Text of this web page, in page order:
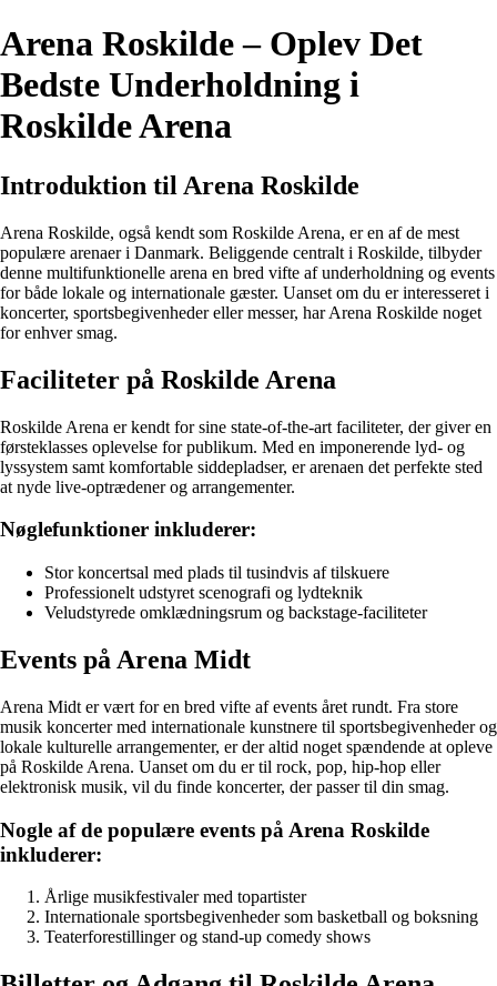
Arena Roskilde – Oplev Det
Bedste Underholdning i
Roskilde Arena
Introduktion til Arena Roskilde
Arena Roskilde, også kendt som Roskilde Arena, er en af de mest
populære arenaer i Danmark. Beliggende centralt i Roskilde, tilbyder
denne multifunktionelle arena en bred vifte af underholdning og events
for både lokale og internationale gæster. Uanset om du er interesseret i
koncerter, sportsbegivenheder eller messer, har Arena Roskilde noget
for enhver smag.
Faciliteter på Roskilde Arena
Roskilde Arena er kendt for sine state-of-the-art faciliteter, der giver en
førsteklasses oplevelse for publikum. Med en imponerende lyd- og
lyssystem samt komfortable siddepladser, er arenaen det perfekte sted
at nyde live-optrædener og arrangementer.
Nøglefunktioner inkluderer:
Stor koncertsal med plads til tusindvis af tilskuere
Professionelt udstyret scenografi og lydteknik
Veludstyrede omklædningsrum og backstage-faciliteter
Events på Arena Midt
Arena Midt er vært for en bred vifte af events året rundt. Fra store
musik koncerter med internationale kunstnere til sportsbegivenheder og
lokale kulturelle arrangementer, er der altid noget spændende at opleve
på Roskilde Arena. Uanset om du er til rock, pop, hip-hop eller
elektronisk musik, vil du finde koncerter, der passer til din smag.
Nogle af de populære events på Arena Roskilde
inkluderer:
Årlige musikfestivaler med topartister
Internationale sportsbegivenheder som basketball og boksning
Teaterforestillinger og stand-up comedy shows